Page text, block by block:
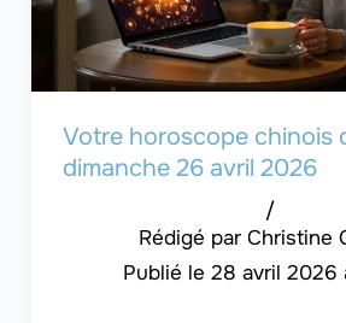
Votre horoscope chinois
dimanche 26 avril 2026
Christine
/
28 avril 2026